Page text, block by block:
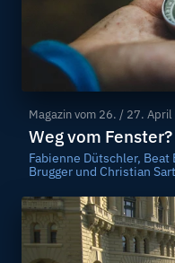
Magazin vom 26. / 27. April
Weg vom Fenster?
Fabienne Dütschler,
Brugger und Christian